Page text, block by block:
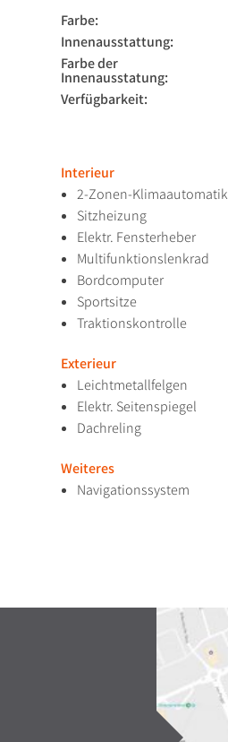
Farbe:
Innenausstattung:
Farbe der
Innenausstatung:
Verfügbarkeit:
Interieur
2-Zonen-Klimaautomatik
Sitzheizung
Elektr. Fensterheber
Multifunktionslenkrad
Bordcomputer
Sportsitze
Traktionskontrolle
Exterieur
Leichtmetallfelgen
Elektr. Seitenspiegel
Dachreling
Weiteres
Navigationssystem